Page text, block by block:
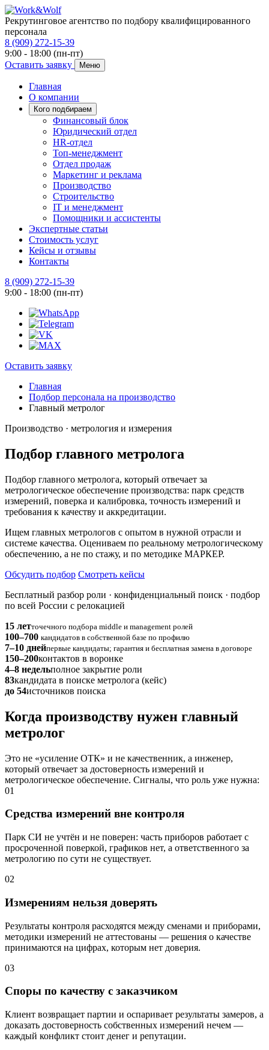
Рекрутинговое агентство по подбору квалифицированного
персонала
8 (909) 272-15-39
9:00 - 18:00 (пн-пт)
Оставить заявку
Меню
Главная
О компании
Кого подбираем
Финансовый блок
Юридический отдел
HR-отдел
Топ-менеджмент
Отдел продаж
Маркетинг и реклама
Производство
Строительство
IT и менеджмент
Помощники и ассистенты
Экспертные статьи
Стоимость услуг
Кейсы и отзывы
Контакты
8 (909) 272-15-39
9:00 - 18:00 (пн-пт)
Оставить заявку
Главная
Подбор персонала на производство
Главный метролог
Производство · метрология и измерения
Подбор главного метролога
Подбор главного метролога, который отвечает за
метрологическое обеспечение производства: парк средств
измерений, поверка и калибровка, точность измерений и
требования к качеству и аккредитации.
Ищем главных метрологов с опытом в нужной отрасли и
системе качества. Оцениваем по реальному метрологическому
обеспечению, а не по стажу, и по методике МАРКЕР.
Обсудить подбор Смотреть кейсы
Бесплатный разбор роли · конфиденциальный поиск · подбор
по всей России с релокацией
15 летточечного подбора middle и management ролей
100–700 кандидатов в собственной базе по профилю
7–10 днейпервые кандидаты; гарантия и бесплатная замена в договоре
150–200контактов в воронке
4–8 недельполное закрытие роли
83кандидата в поиске метролога (кейс)
до 54источников поиска
Когда производству нужен главный
метролог
Это не «усиление ОТК» и не качественник, а инженер,
который отвечает за достоверность измерений и
метрологическое обеспечение. Сигналы, что роль уже нужна:
01
Средства измерений вне контроля
Парк СИ не учтён и не поверен: часть приборов работает с
просроченной поверкой, графиков нет, а ответственного за
метрологию по сути не существует.
02
Измерениям нельзя доверять
Результаты контроля расходятся между сменами и приборами,
методики измерений не аттестованы — решения о качестве
принимаются на цифрах, которым нет доверия.
03
Споры по качеству с заказчиком
Клиент возвращает партии и оспаривает результаты замеров, а
доказать достоверность собственных измерений нечем —
каждый конфликт стоит денег и репутации.